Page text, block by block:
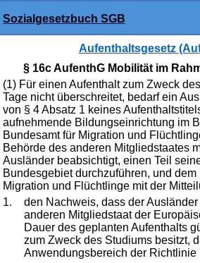
Sozialgesetzbuch SGB
Aufenthaltsgesetz
§ 16c AufenthG Mobilität im
(1) Für einen Aufenthalt zum Zweck
Tage nicht überschreitet, bedarf ein
von § 4 Absatz 1 keines
aufnehmende Bildungseinrichtung im
Bundesamt für Migration und
Behörde des anderen Mitgliedstaates
Ausländer beabsichtigt, einen Teil
Bundesgebiet durchzuführen, und dem
Migration und Flüchtlinge mit der
1.
den Nachweis, dass der
anderen Mitgliedstaat der
Dauer des geplanten Aufenthalts
zum Zweck des Studiums besitzt,
Anwendungsbereich der Richtlinie